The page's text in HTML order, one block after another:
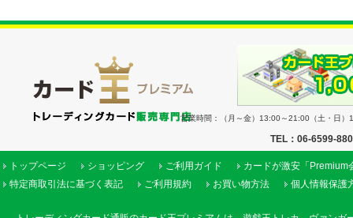
営業時間：（月～金）13:00～21:00（土・日
TEL：06-6599-
トップページ ショッピング ご利用ガイド
カードが激安「Premium
特定商取引法に基づく表記
ご利用規約 お買い物方法 個人情報保護